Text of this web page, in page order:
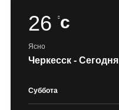
26 c
Ясно
Черкесск - Сегодня
Суббота